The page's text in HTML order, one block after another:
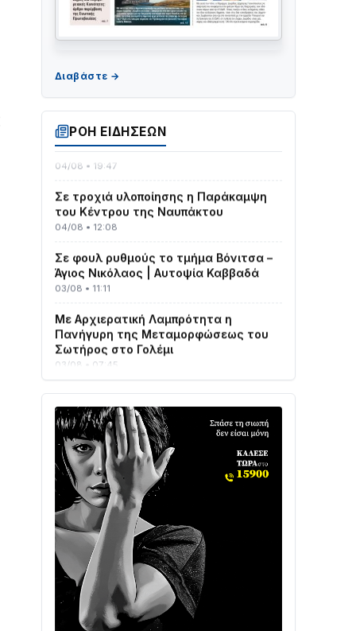
ΡΟΗ ΕΙΔΗΣΕΩΝ
ΤΟ ΠΑΡΤΥ ΣΥΝΕΧΙΖΕΤΑΙ…
Ναυπάκτου
04/08 • 19:47
του Κέντρου της Ναυπάκτου
04/08 • 12:08
Άγιος Νικόλαος | Αυτοψία Καββαδά
03/08 • 11:11
Πανήγυρη της Μεταμορφώσεως του
Σωτήρος στο Γολέμι
03/08 • 07:45
Ενισχύεται η Πολιτική Προστασία στο
Δήμο Αγρινίου με δύο νέα υδροφόρα
οχήματα
02/08 • 18:26
Διαβάστε την «Ναυπακτία» που
κυκλοφορεί
31/07 • 08:16
Δωρίδα για Όλους: «Καμία εκχώρηση
των νερών στην ΕΥΔΑΠ»
28/07 • 21:46
Διαβάστε την «Ναυπακτία» που
κυκλοφορεί
24/07 • 11:31